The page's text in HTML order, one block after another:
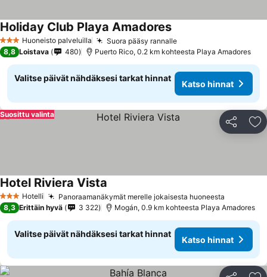
3 Tähtiluokitus
Huoneisto palveluilla Suora pääsy rannalle
Holiday Club Playa Amadores
8,8 Loistava 480 Puerto Rico, 0.2 km kohteesta Playa Amadores
Valitse päivät nähdäksesi tarkat hinnat
Katso hinnat
Jaa
Suosittu valinta
3 Tähtiluokitus
Hotelli Panoraamanäkymät merelle jokaisesta huoneesta
Hotel Riviera Vista
8,3 Erittäin hyvä 3 322 Mogán, 0.9 km kohteesta Playa Amadores
Valitse päivät nähdäksesi tarkat hinnat
Katso hinnat